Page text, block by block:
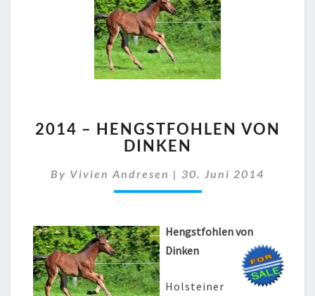
–
HENGSTFOHLEN
DINKEN
2014 – HENGSTFOHLEN VON
DINKEN
By Vivien Andresen | 30. Juni 2014
Hengstfohlen von
Dinken
Holsteiner